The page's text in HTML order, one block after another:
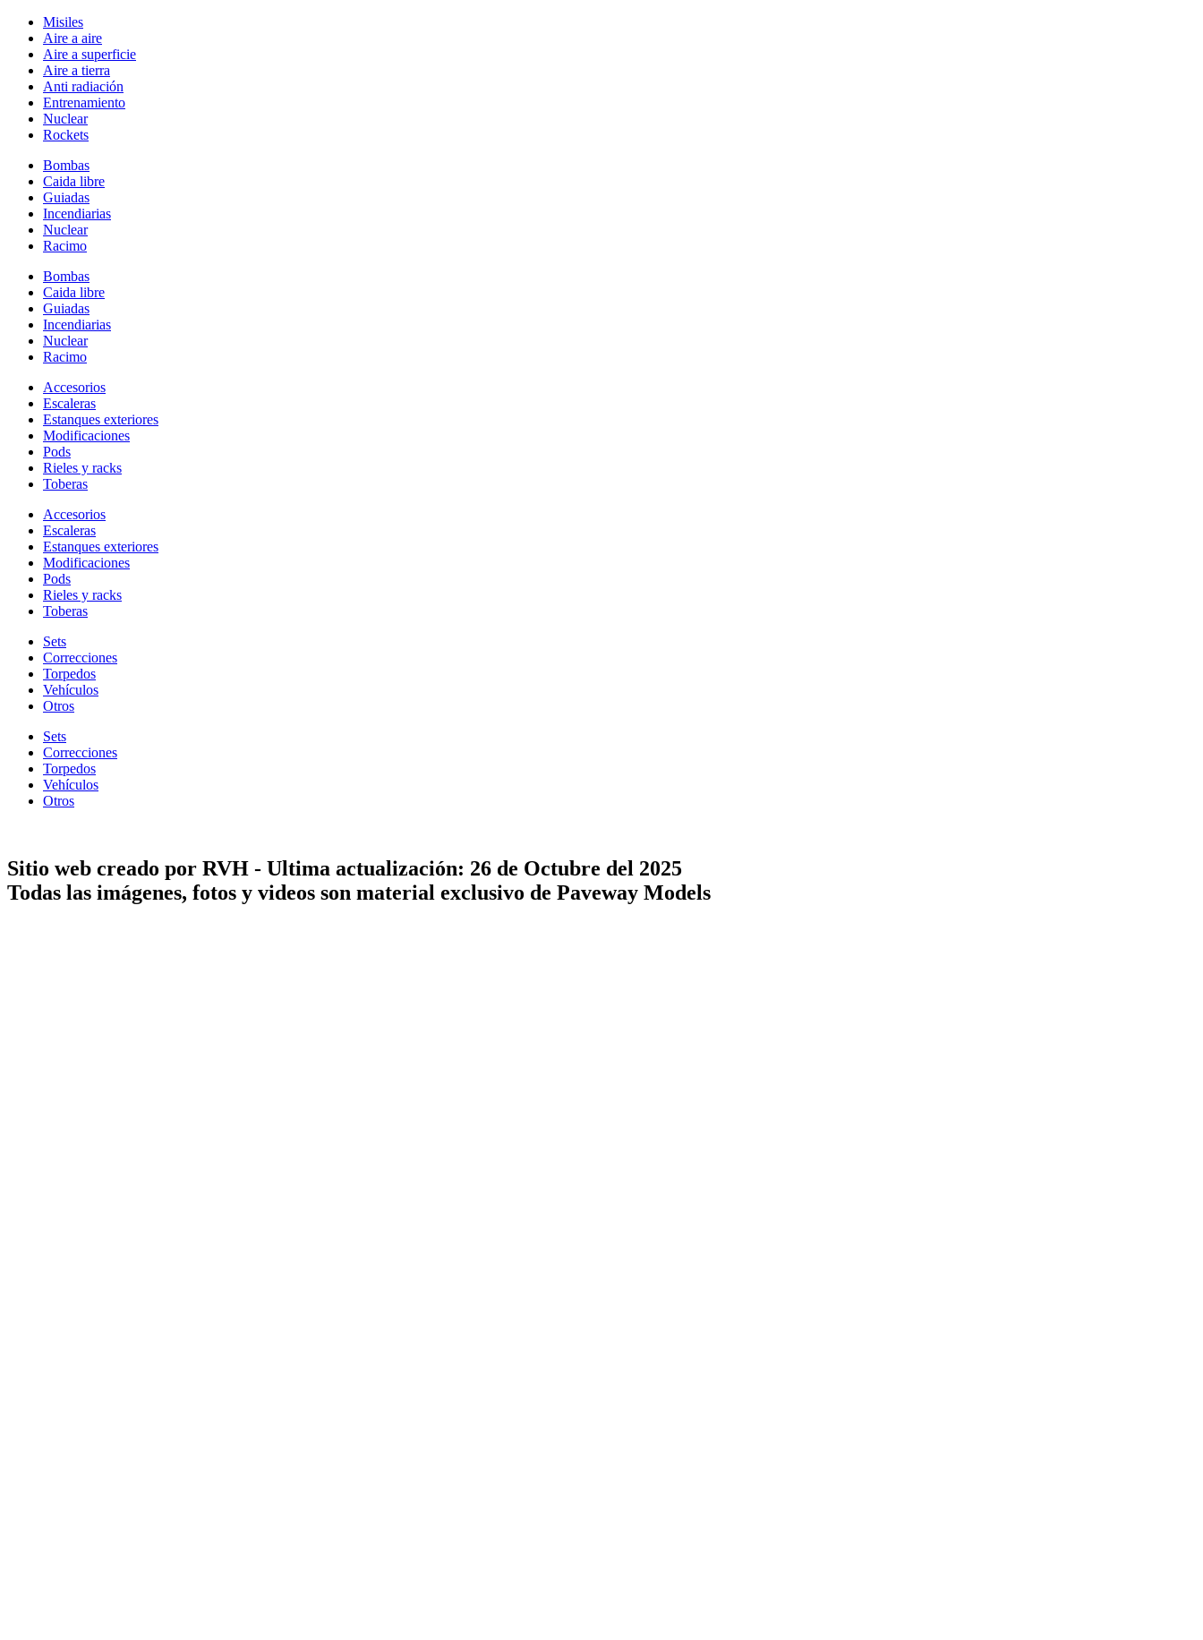
Misiles
Aire a aire
Aire a superficie
Aire a tierra
Anti radiación
Entrenamiento
Nuclear
Rockets
Bombas
Caida libre
Guiadas
Incendiarias
Nuclear
Racimo
Bombas
Caida libre
Guiadas
Incendiarias
Nuclear
Racimo
Accesorios
Escaleras
Estanques exteriores
Modificaciones
Pods
Rieles y racks
Toberas
Accesorios
Escaleras
Estanques exteriores
Modificaciones
Pods
Rieles y racks
Toberas
Sets
Correcciones
Torpedos
Vehículos
Otros
Sets
Correcciones
Torpedos
Vehículos
Otros
Sitio web creado por RVH - Ultima actualización: 26 de Octubre del 2025
Todas las imágenes, fotos y videos son material exclusivo de Paveway Models